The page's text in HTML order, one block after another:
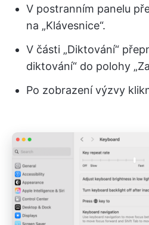
V postranním panelu
na „Klávesnice“.
V části „Diktování“
diktování“ do polohy
Po zobrazení výzvy